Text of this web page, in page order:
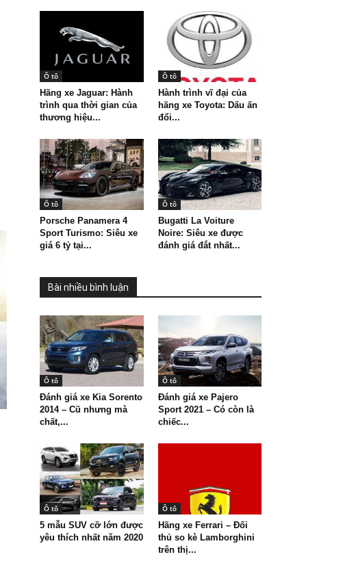
Ô tô
Hãng xe Jaguar: Hành
trình qua thời gian của
thương hiệu...
Ô tô
Hành trình vĩ đại của
hãng xe Toyota: Dấu ấn
đổi...
Ô tô
Porsche Panamera 4
Sport Turismo: Siêu xe
giá 6 tỷ tại...
Ô tô
Bugatti La Voiture
Noire: Siêu xe được
đánh giá đắt nhất...
Bài nhiều bình luận
Ô tô
Đánh giá xe Kia Sorento
2014 – Cũ nhưng mà
chất,...
Ô tô
Đánh giá xe Pajero
Sport 2021 – Có còn là
chiếc...
Ô tô
5 mẫu SUV cỡ lớn được
yêu thích nhất năm 2020
Ô tô
Hãng xe Ferrari – Đối
thủ so kè Lamborghini
trên thị...